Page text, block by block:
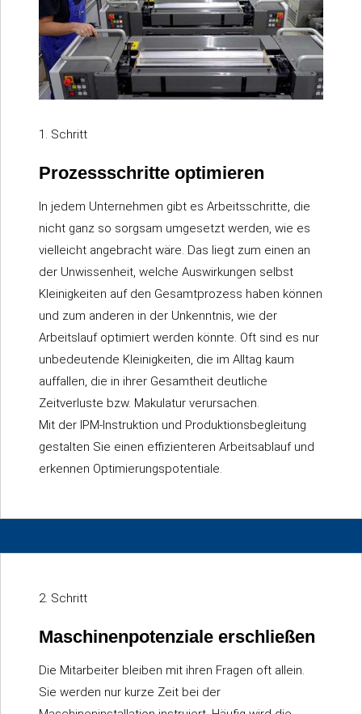
1. Schritt
Prozessschritte optimieren
In jedem Unternehmen gibt es Arbeitsschritte, die
nicht ganz so sorgsam umgesetzt werden, wie es
vielleicht angebracht wäre. Das liegt zum einen an
der Unwissenheit, welche Auswirkungen selbst
Kleinigkeiten auf den Gesamtprozess haben können
und zum anderen in der Unkenntnis, wie der
Arbeitslauf optimiert werden könnte. Oft sind es nur
unbedeutende Kleinigkeiten, die im Alltag kaum
auffallen, die in ihrer Gesamtheit deutliche
Zeitverluste bzw. Makulatur verursachen.
Mit der IPM-Instruktion und Produktionsbegleitung
gestalten Sie einen effizienteren Arbeitsablauf und
erkennen Optimierungspotentiale.
2. Schritt
Maschinenpotenziale erschließen
Die Mitarbeiter bleiben mit ihren Fragen oft allein.
Sie werden nur kurze Zeit bei der